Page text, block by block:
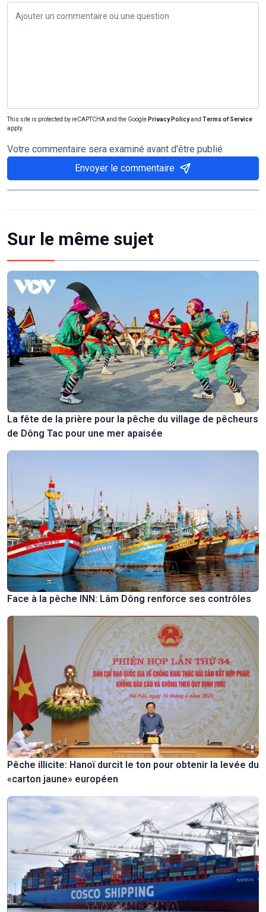
This site is protected by reCAPTCHA and the Google Privacy Policyand Terms of Service
apply.
Votre commentaire sera examiné avant d'être publié
Envoyer le commentaire
Sur le même sujet
La fête de la prière pour la pêche du village de pêcheurs
de Dông Tac pour une mer apaisée
Face à la pêche INN: Lâm Dông renforce ses contrôles
Pêche illicite: Hanoï durcit le ton pour obtenir la levée du
«carton jaune» européen